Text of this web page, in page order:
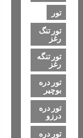
تور
تور تنگ
رغز
تور تنگه
رغز
تور دره
بوچیر
تور دره
درزو
تور دره